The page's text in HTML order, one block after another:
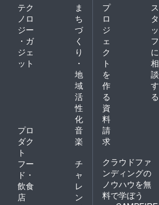
テク
ノロ
ジー
・ガ
ジェ
ット
ま
ち
づ
く
り
・
地
域
活
性
化
プロ
ダク
ト
音
楽
フー
ド・
飲食
店
チ
ャ
レ
ン
プ
ロ
ジ
ェ
ク
ト
を
作
る
ス
タ
ッ
フ
に
相
談
す
る
資
料
請
求
クラウドファ
ンディングの
ノウハウを無
料で学ぼう